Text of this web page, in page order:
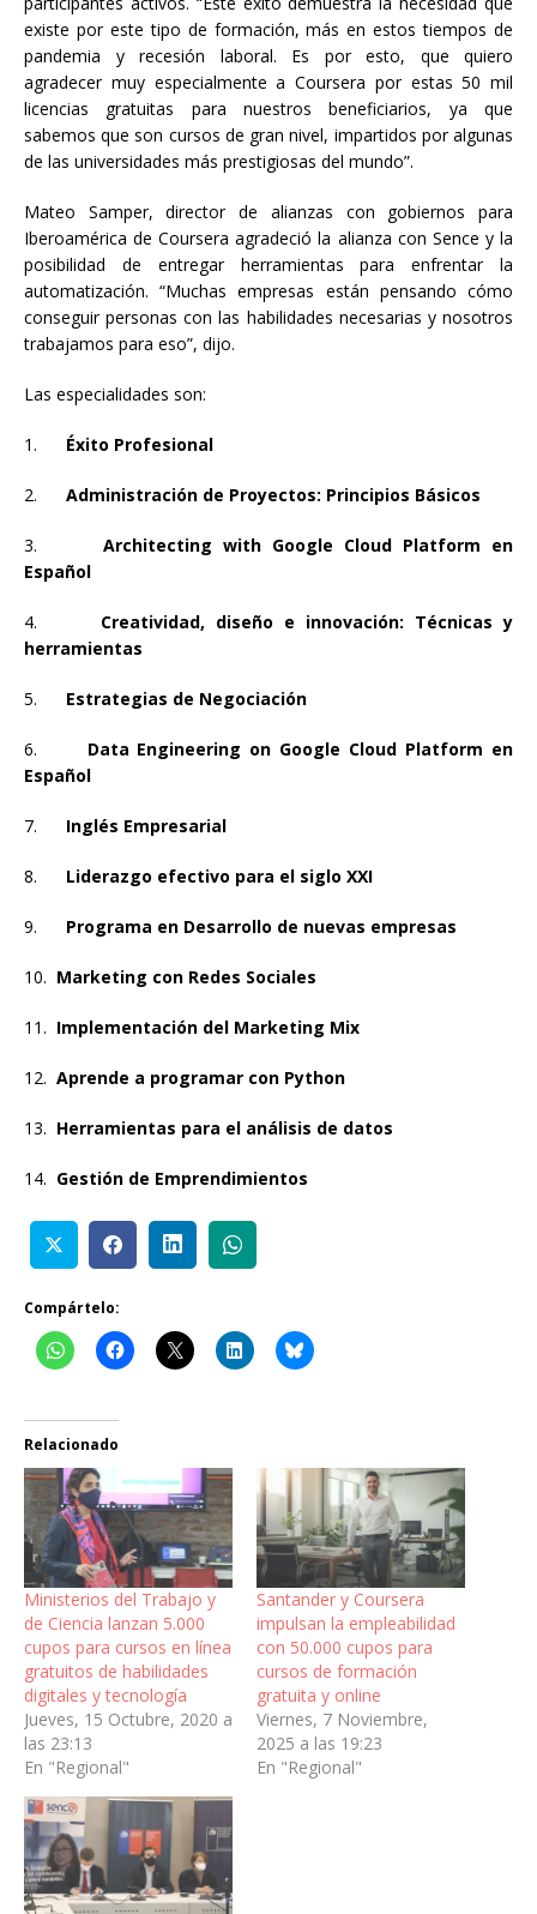
existe por este tipo de formación, más en estos tiempos de
pandemia y recesión laboral. Es por esto, que quiero
agradecer muy especialmente a Coursera por estas 50 mil
licencias gratuitas para nuestros beneficiarios, ya que
sabemos que son cursos de gran nivel, impartidos por algunas
de las universidades más prestigiosas del mundo”.
Mateo Samper, director de alianzas con gobiernos para
Iberoamérica de Coursera agradeció la alianza con Sence y la
posibilidad de entregar herramientas para enfrentar la
automatización. “Muchas empresas están pensando cómo
conseguir personas con las habilidades necesarias y nosotros
trabajamos para eso”, dijo.
Las especialidades son:
1. Éxito Profesional
2. Administración de Proyectos: Principios Básicos
3. Architecting with Google Cloud Platform en
Español
4. Creatividad, diseño e innovación: Técnicas y
herramientas
5. Estrategias de Negociación
6. Data Engineering on Google Cloud Platform en
Español
7. Inglés Empresarial
8. Liderazgo efectivo para el siglo XXI
9. Programa en Desarrollo de nuevas empresas
10. Marketing con Redes Sociales
11. Implementación del Marketing Mix
12. Aprende a programar con Python
13. Herramientas para el análisis de datos
14. Gestión de Emprendimientos
Compártelo:
Relacionado
Ministerios del Trabajo y
de Ciencia lanzan 5.000
cupos para cursos en línea
gratuitos de habilidades
digitales y tecnología
Jueves, 15 Octubre, 2020 a
las 23:13
En "Regional"
Santander y Coursera
impulsan la empleabilidad
con 50.000 cupos para
cursos de formación
gratuita y online
Viernes, 7 Noviembre,
2025 a las 19:23
En "Regional"